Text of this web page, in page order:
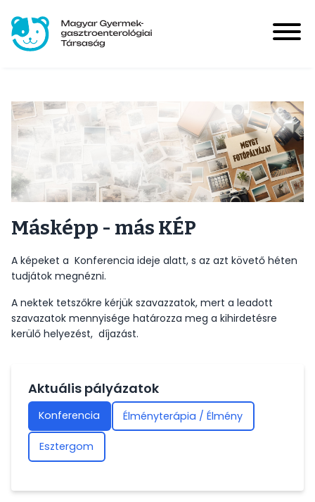
tartalomra
account
menu
Bejelentkezés
Main
navigation
Hírek
HUPIR
Tagoknak
A Társaságról
Újdonságok, érdekességek
Kép
Másképp - más KÉP
A képeket a Konferencia ideje alatt, s az azt követő héten
tudjátok megnézni.
A nektek tetszőkre kérjük szavazzatok, mert a leadott
szavazatok mennyisége határozza meg a kihirdetésre
kerülő helyezést, díjazást.
Aktuális pályázatok
Konferencia Élményterápia / Élmény
Esztergom